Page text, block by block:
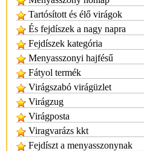
Tartósított és élő virágok
És fejdíszek a nagy napra
Fejdíszek kategória
Menyasszonyi hajfésű
Fátyol termék
Virágszabó virágüzlet
Virágzug
Virágposta
Viragvarázs kkt
Fejdíszt a menyasszonynak